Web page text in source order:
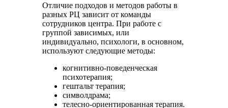
Отличие подходов и методов работы в
разных РЦ зависит от команды
сотрудников центра. При работе с
группой зависимых, или
индивидуально, психологи, в основном,
используют следующие методы:
когнитивно-поведенческая
психотерапия;
гештальт терапия;
символдрама;
телесно-ориентированная терапия.